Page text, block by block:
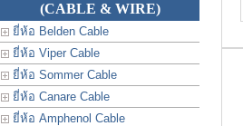
(CABLE & WIRE)
ยี่ห้อ Belden Cable
ยี่ห้อ Viper Cable
ยี่ห้อ Sommer Cable
ยี่ห้อ Canare Cable
ยี่ห้อ Amphenol Cable